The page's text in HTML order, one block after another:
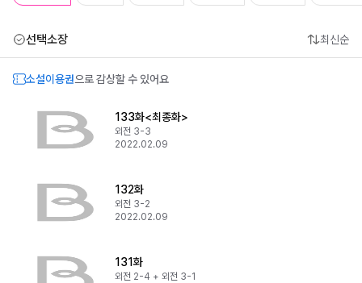
선택소장 최신순
소설이용권으로 감상할 수 있어요
133화<최종화>
외전 3-3
2022.02.09
132화
외전 3-2
2022.02.09
131화
외전 2-4 + 외전 3-1